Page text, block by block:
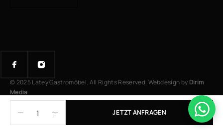
JETZT ANFRAGEN
© 2025 Latey Gastromöbel. All Rights Reserved. Webdesign by Dirim
Media